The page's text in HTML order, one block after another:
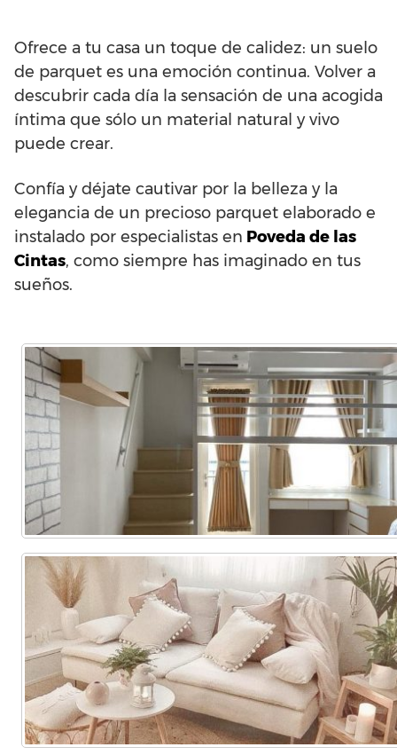
Ofrece a tu casa un toque de calidez: un suelo
de parquet es una emoción continua. Volver a
descubrir cada día la sensación de una acogida
íntima que sólo un material natural y vivo
puede crear.
Confía y déjate cautivar por la belleza y la
elegancia de un precioso parquet elaborado e
instalado por especialistas en Poveda de las
Cintas, como siempre has imaginado en tus
sueños.